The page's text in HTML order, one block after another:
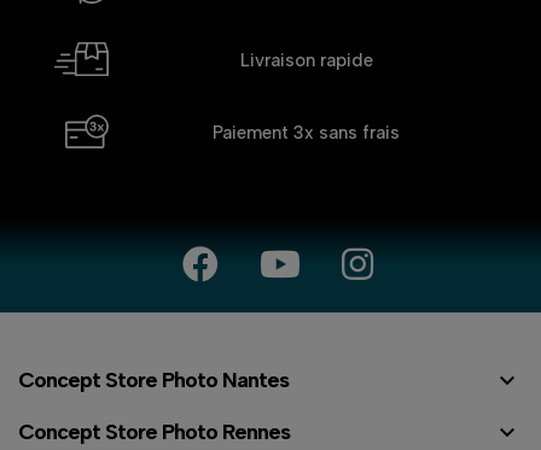
Livraison rapide
Paiement 3x sans frais
Concept Store Photo Nantes 
Concept Store Photo Rennes 